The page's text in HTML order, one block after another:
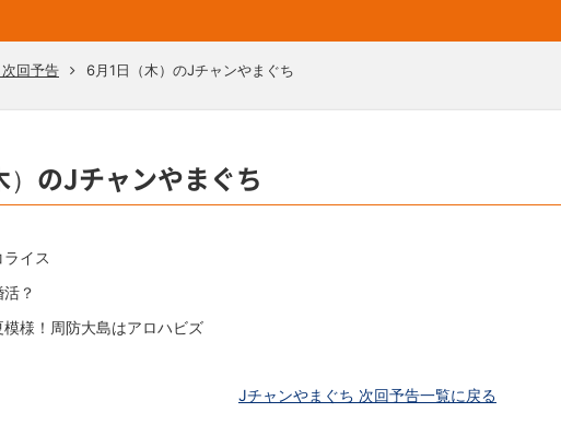
回予告 6月1日（木）のJチャンやまぐち
）のJチャンやまぐち
イス
？
模様！周防大島はアロハビズ
Jチャンやまぐち 次回予告一覧に戻る